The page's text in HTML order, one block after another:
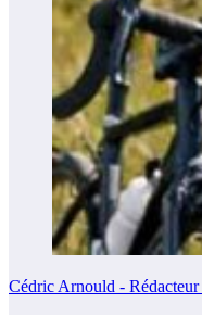
Cédric Arnould -